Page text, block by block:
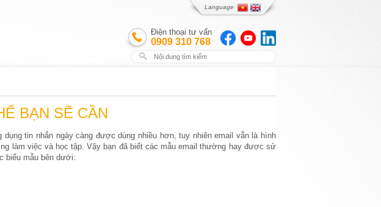
Language
Điện thoại tư vấn
0909 310 768
BẠN SẼ CẦN
tin nhắn ngày càng được dùng nhiều hơn, tuy nhiên email vẫn là hình
làm việc và học tập. Vậy bạn đã biết các mẫu email thường hay được sử
biểu mẫu bên dưới: